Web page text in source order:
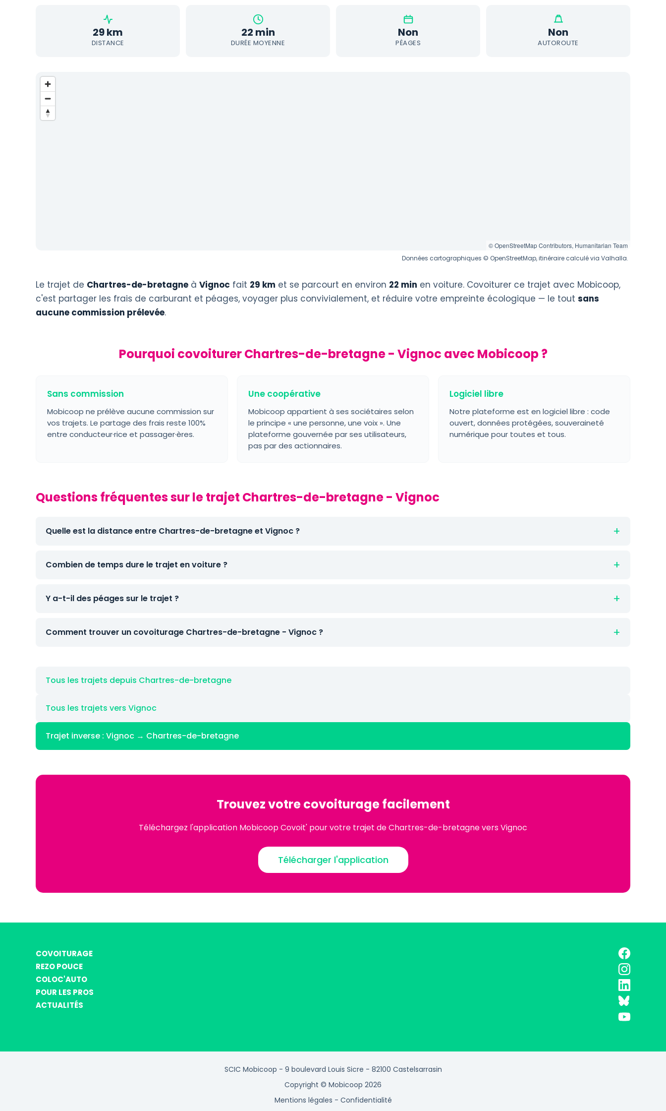
29 km
DISTANCE
22 min
DURÉE MOYENNE
Non
PÉAGES
Non
AUTOROUTE
© OpenStreetMap Contributors, Humanitarian Team
Données cartographiques © OpenStreetMap, itinéraire calculé via Valhalla.
Le trajet de Chartres-de-bretagne à Vignoc fait 29 km et se parcourt en environ 22 min en voiture. Covoiturer ce trajet avec Mobicoop,
c'est partager les frais de carburant et péages, voyager plus convivialement, et réduire votre empreinte écologique — le tout sans
aucune commission prélevée.
Pourquoi covoiturer Chartres-de-bretagne - Vignoc avec Mobicoop ?
Sans commission
Mobicoop ne prélève aucune commission sur
vos trajets. Le partage des frais reste 100%
entre conducteur·rice et passager·ères.
Une coopérative
Mobicoop appartient à ses sociétaires selon
le principe « une personne, une voix ». Une
plateforme gouvernée par ses utilisateurs,
pas par des actionnaires.
Logiciel libre
Notre plateforme est en logiciel libre : code
ouvert, données protégées, souveraineté
numérique pour toutes et tous.
Questions fréquentes sur le trajet Chartres-de-bretagne - Vignoc
Quelle est la distance entre Chartres-de-bretagne et Vignoc ?
Combien de temps dure le trajet en voiture ?
Y a-t-il des péages sur le trajet ?
Comment trouver un covoiturage Chartres-de-bretagne - Vignoc ?
Tous les trajets depuis Chartres-de-bretagne
Tous les trajets vers Vignoc
Trajet inverse : Vignoc → Chartres-de-bretagne
Trouvez votre covoiturage facilement
Téléchargez l'application Mobicoop Covoit' pour votre trajet de Chartres-de-bretagne vers Vignoc
Télécharger l'application
COVOITURAGE
REZO POUCE
COLOC'AUTO
POUR LES PROS
ACTUALITÉS
SCIC Mobicoop - 9 boulevard Louis Sicre - 82100 Castelsarrasin
Copyright © Mobicoop 2026
Mentions légales - Confidentialité